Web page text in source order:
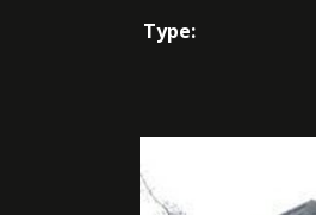
Type: